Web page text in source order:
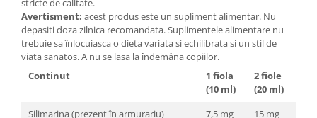
stricte de calitate.
Avertisment: acest produs este un supliment alimentar. Nu
depasiti doza zilnica recomandata. Suplimentele alimentare nu
trebuie sa înlocuiasca o dieta variata si echilibrata si un stil de
viata sanatos. A nu se lasa la îndemâna copiilor.
Continut
1 fiola
(10 ml)
2 fiole
(20 ml)
Silimarina (prezent în armurariu)
7,5 mg 15 mg